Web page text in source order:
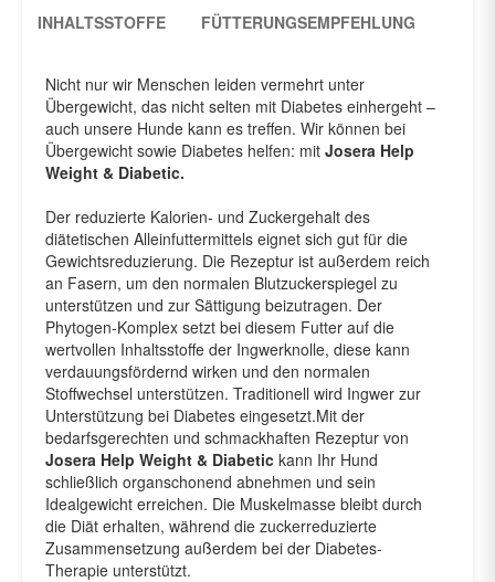
INHALTSSTOFFE FÜTTERUNGSEMPFEHLUNG
Nicht nur wir Menschen leiden vermehrt unter
Übergewicht, das nicht selten mit Diabetes einhergeht –
auch unsere Hunde kann es treffen. Wir können bei
Übergewicht sowie Diabetes helfen: mit Josera Help
Weight & Diabetic.
Der reduzierte Kalorien- und Zuckergehalt des
diätetischen Alleinfuttermittels eignet sich gut für die
Gewichtsreduzierung. Die Rezeptur ist außerdem reich
an Fasern, um den normalen Blutzuckerspiegel zu
unterstützen und zur Sättigung beizutragen. Der
Phytogen-Komplex setzt bei diesem Futter auf die
wertvollen Inhaltsstoffe der Ingwerknolle, diese kann
verdauungsfördernd wirken und den normalen
Stoffwechsel unterstützen. Traditionell wird Ingwer zur
Unterstützung bei Diabetes eingesetzt.Mit der
bedarfsgerechten und schmackhaften Rezeptur von
Josera Help Weight & Diabetic kann Ihr Hund
schließlich organschonend abnehmen und sein
Idealgewicht erreichen. Die Muskelmasse bleibt durch
die Diät erhalten, während die zuckerreduzierte
Zusammensetzung außerdem bei der Diabetes-
Therapie unterstützt.